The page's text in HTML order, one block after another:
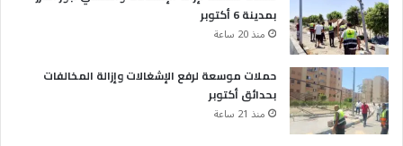
بمدينة 6 أكتوبر
منذ 20 ساعة
حملات موسعة لرفع الإشغالات وإزالة المخالفات
بحدائق أكتوبر
منذ 21 ساعة